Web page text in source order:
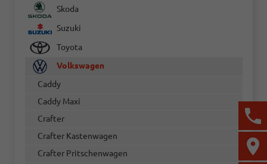
Skoda
Suzuki
Toyota
Volkswagen
Caddy
Caddy Maxi
Crafter
Crafter Kastenwagen
Crafter Pritschenwagen